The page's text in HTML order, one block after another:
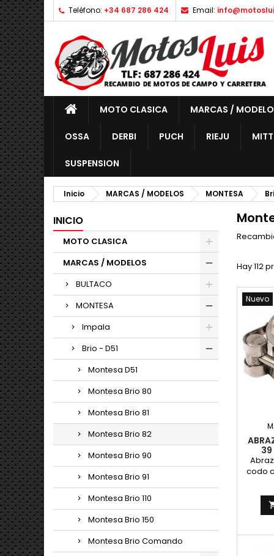
Teléfono: +34 687 286 424 Email:
MOTO CLASICA MARCAS /
OSSA DERBI PUCH RIEJU MITT
SUSPENSION
Inicio MARCAS / MODELOS MONTESA
INICIO
MOTO CLASICA
MARCAS / MODELOS
BULTACO
MONTESA
Impala
Brio - D51
Montesa D51
Montesa Brio 80
Montesa Brio 81
Montesa Brio 82
Montesa Brio 90
Montesa Brio 91
Montesa Brio 110
Montesa Brio 150
Montesa Brio Comando
Hay 112
Nuevo
39
codo